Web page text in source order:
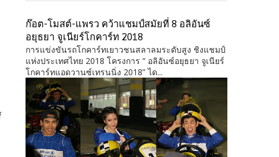
ก๊อต-โมสต์-แพรว คว้าแชมป์สมัยที่ 8 อลิอันซ์
อยุธยา จูเนียร์โกคาร์ท 2018
การแข่งขันรถโกคาร์ทเยาวชนสลาลมระดับสูง ชิงแชมป์
แห่งประเทศไทย 2018 โครงการ “ อลิอันซ์อยุธยา จูเนียร์
โกคาร์ทแอดวานซ์เทรนนิ่ง 2018” ได...